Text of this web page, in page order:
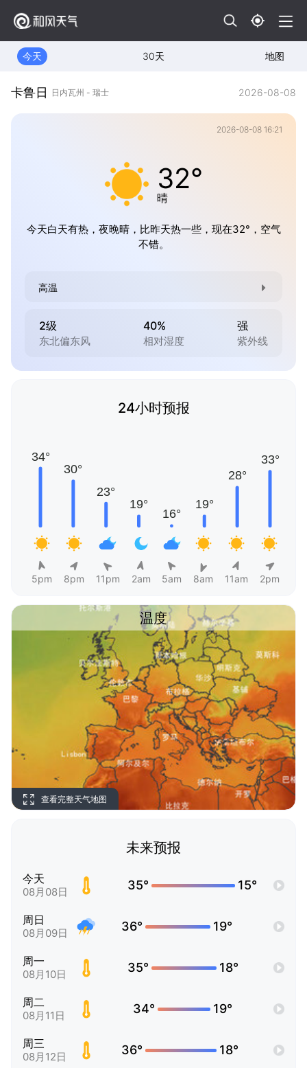
今天 30天 地图
卡鲁日 日内瓦州 - 瑞士 2026-08-08
2026-08-08 16:21
32°
晴
今天白天有热，夜晚晴，比昨天热一些，现在32°，空气
不错。
高温
2级
东北偏东风
40%
相对湿度
强
紫外线
24小时预报
5pm 8pm 11pm 2am 5am 8am 11am 2pm
温度
查看完整天气地图
未来预报
今天
08月08日 35° 15°
周日
08月09日 36° 19°
周一
08月10日 35° 18°
周二
08月11日 34° 19°
周三
08月12日 36° 18°